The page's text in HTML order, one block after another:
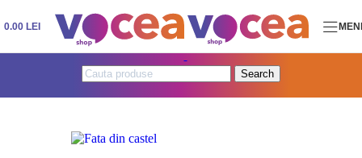
Skip to navigationSkip to main content
0.00 LEI
Search